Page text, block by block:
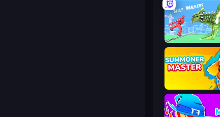
Silly Walkers
Summoner Master